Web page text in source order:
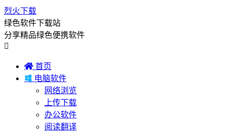
烈火下载
绿色软件下载站
分享精品绿色便携软件

 首页
 电脑软件
网络浏览
上传下载
办公软件
阅读翻译